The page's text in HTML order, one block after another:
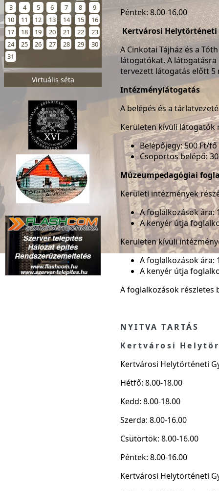
3
4 5 6 7 8
9
10
11 12 13 14 15
16
17
18 19 20 21 22
23
24
25 26 27 28 29
30
31
Virtuális séta
Péntek: 8.00-16.00
Kertvárosi Helytörténeti
A Cinkotai Tájház és a
látogatókat. A
tervezett látogatás előtt 5
Intézménylátogatás
A belépés és a
Kerületen kívüli látogatók
Belépőjegy: 500 Ft/fő
Csoportos belépő:
Múzeumpedagógiai
Kerületi intézmények
A foglalkozások ára:
A kenyér útja
Kerületen kívüli
A foglalkozások ára:
A kenyér útja
A foglalkozások
NYITVA TARTÁS
Kertvárosi
Kertvárosi Helytörténeti
Hétfő: 8.00-18.00
Kedd: 8.00-18.00
Szerda: 8.00-16.00
Csütörtök: 8.00-16.00
Péntek: 8.00-16.00
Kertvárosi Helytörténeti